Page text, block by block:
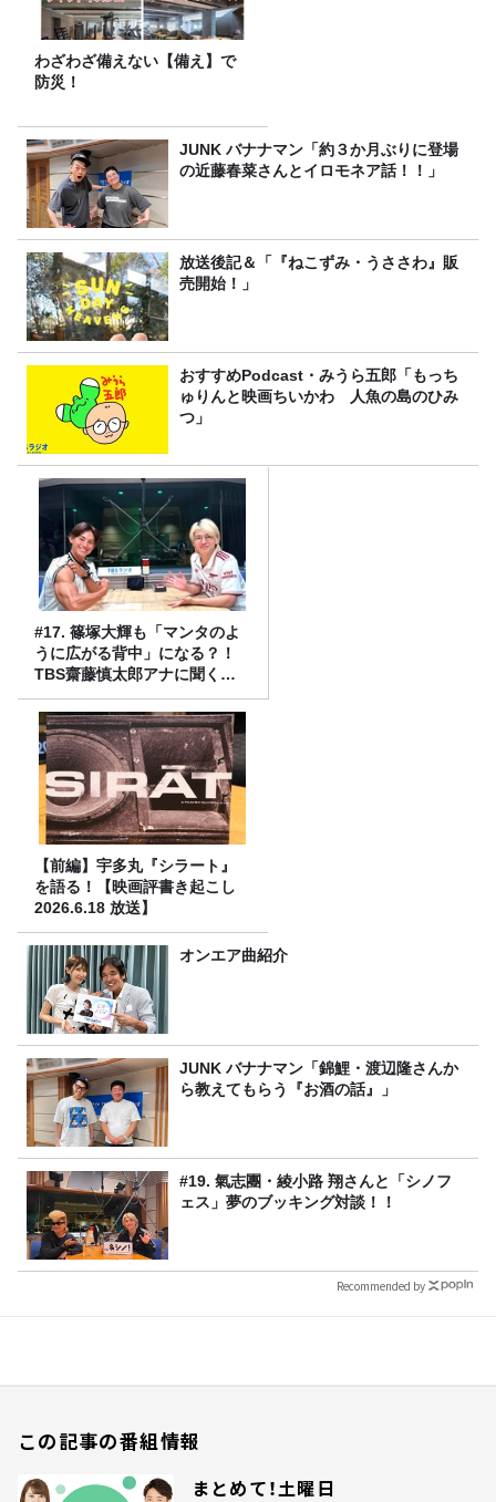
わざわざ備えない【備え】で
防災！
JUNK バナナマン「約３か月ぶりに登場
の近藤春菜さんとイロモネア話！！」
放送後記＆「『ねこずみ・うささわ』販
売開始！」
おすすめPodcast・みうら五郎「もっち
ゅりんと映画ちいかわ 人魚の島のひみ
つ」
#17. 篠塚大輝も「マンタのよ
うに広がる背中」になる？！
TBS齋藤慎太郎アナに聞くメ
ンズフィジークの魅力！！
【前編】宇多丸『シラート』
を語る！【映画評書き起こし
2026.6.18 放送】
オンエア曲紹介
JUNK バナナマン「錦鯉・渡辺隆さんか
ら教えてもらう『お酒の話』」
#19. 氣志團・綾小路 翔さんと「シノフ
ェス」夢のブッキング対談！！
Recommended by
この記事の番組情報
まとめて！土曜日